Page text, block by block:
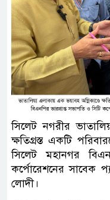
সিলেট নগরীর
ক্ষতিগ্রস্ত একটি
সিলেট মহানগর
কর্পোরেশনের সাবেক
লোদী।